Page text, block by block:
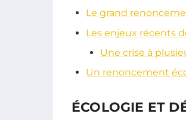
Le grand
Les enjeux récents
Une crise à
Un renoncement
ÉCOLOGIE ET